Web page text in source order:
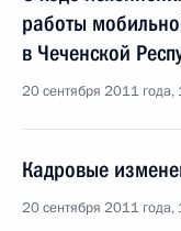
работы
в Чеченской
20 сентября 2011
Кадровые
20 сентября 2011